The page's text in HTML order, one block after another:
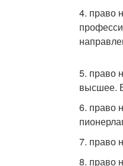
4. право
5. право
высшее.
6. право
7. право
8. право